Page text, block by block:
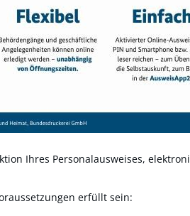
Ihres Personalausweises,
erfüllt sein: